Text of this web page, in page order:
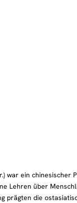
war ein chinesischer
Lehren über
prägten die